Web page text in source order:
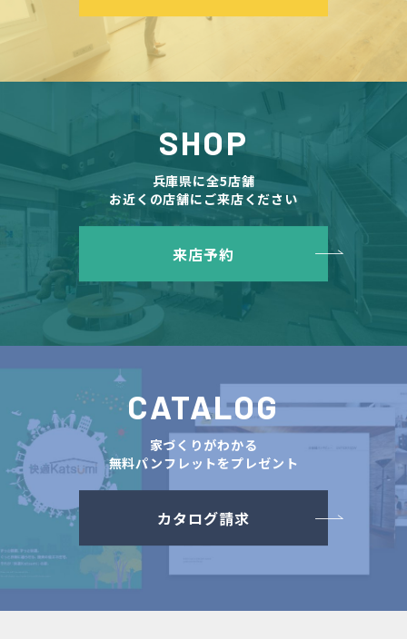
SHOP
兵庫県に全5店舗
お近くの店舗にご来店ください
来店予約
CATALOG
家づくりがわかる
無料パンフレットをプレゼント
カタログ請求